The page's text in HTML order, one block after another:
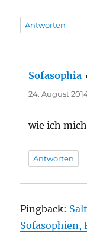
Antworten
Sofasophia
24. August
wie ich
Antworten
Pingback:
Sofasophien,